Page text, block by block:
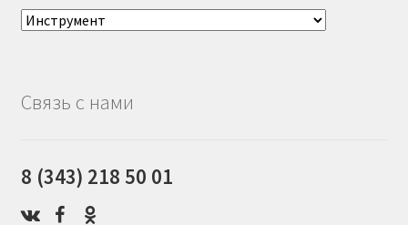
Связь с нами
8 (343) 218 50 01